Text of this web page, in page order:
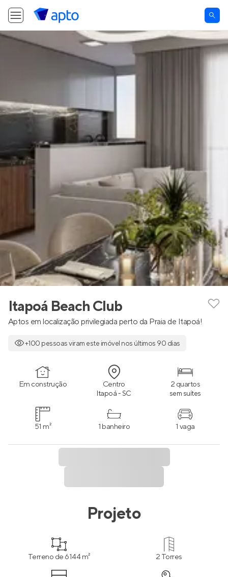
Itapoá Beach Club
Aptos em localização privilegiada perto da Praia de Itapoá!
+100 pessoas viram este imóvel nos últimos 90 dias
Em construção Centro
Itapoá - SC
2 quartos
sem suítes
51 m² 1 banheiro 1 vaga
Projeto
Terreno de 6144 m² 2 Torres